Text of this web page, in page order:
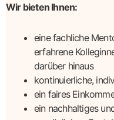
Wir bieten Ihnen:
eine fachliche
erfahrene
darüber hinaus
kontinuierliche,
ein faires
ein nachhaltiges